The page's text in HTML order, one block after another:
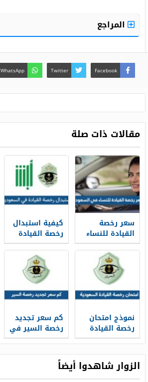
المراجع
Facebook
Twitter
WhatsApp
مقالات ذات صلة
سعر رخصة
القيادة للنساء
في السعودية
1448
كيفية استبدال
رخصة القيادة
في السعودية
نموذج امتحان
رخصة القيادة
السعودية
كم سعر تجديد
رخصة السير في
السعودية 2026
الزوار شاهدوا أيضاً